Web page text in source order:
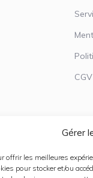
Gérer
offrir les meilleures
pour stocker et/ou
CGV